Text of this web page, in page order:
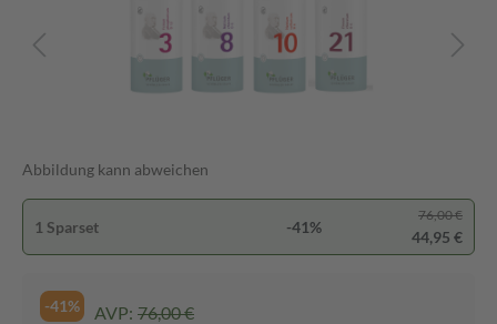
Abbildung kann abweichen
1 Sparset -41%
76,00 €
44,95 €
-41% AVP: 76,00 €